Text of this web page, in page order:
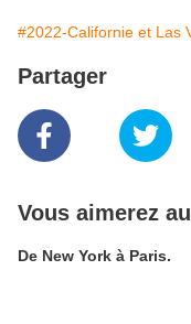
#2022-Californie et Las
Partager
Vous aimerez
De New York à Paris.